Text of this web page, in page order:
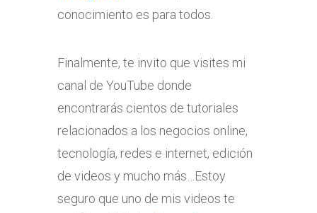
conocimiento es para todos.
Finalmente, te invito que visites mi
canal de YouTube donde
encontrarás cientos de tutoriales
relacionados a los negocios online,
tecnología, redes e internet, edición
de videos y mucho más…Estoy
seguro que uno de mis videos te